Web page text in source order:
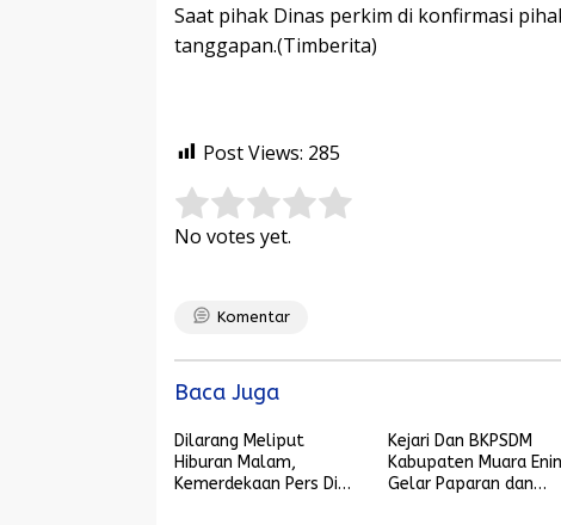
Saat pihak Dinas perkim di konfirmasi
tanggapan.(Timberita)
Post Views: 285
Rate this item:
No votes yet.
Komentar
Baca Juga
Dilarang Meliput
Hiburan Malam,
Kemerdekaan Pers Diuji
Kejari Dan BKPSDM
Kabupaten Muara
Gelar Paparan dan